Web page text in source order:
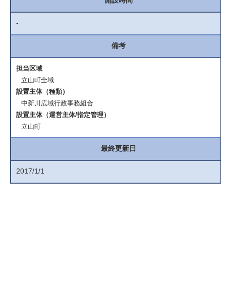
-
備考
担当区域
立山町全域
設置主体（種類）
中新川広域行政事務組合
設置主体（運営主体/指定管理）
立山町
最終更新日
2017/1/1